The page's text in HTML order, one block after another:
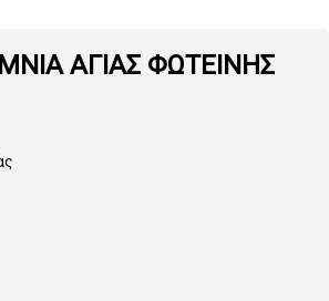
ΑΓΙΑΣ ΦΩΤΕΙΝΗΣ